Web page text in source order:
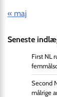
« maj
Seneste
First NL
Second
målrige